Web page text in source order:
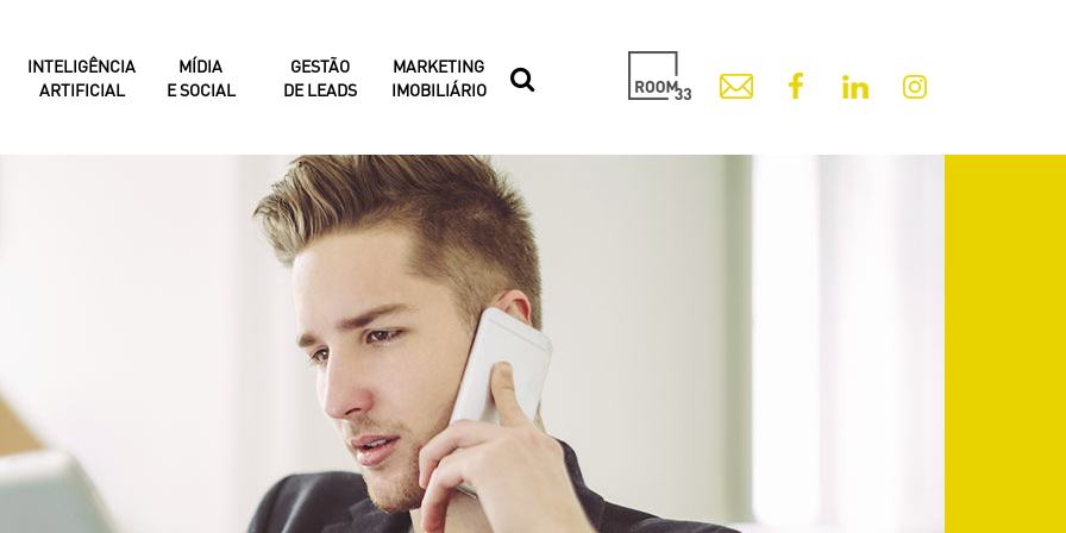
INTELIGÊNCIA
ARTIFICIAL
MÍDIA
E SOCIAL
GESTÃO
DE LEADS
MARKETING
IMOBILIÁRIO